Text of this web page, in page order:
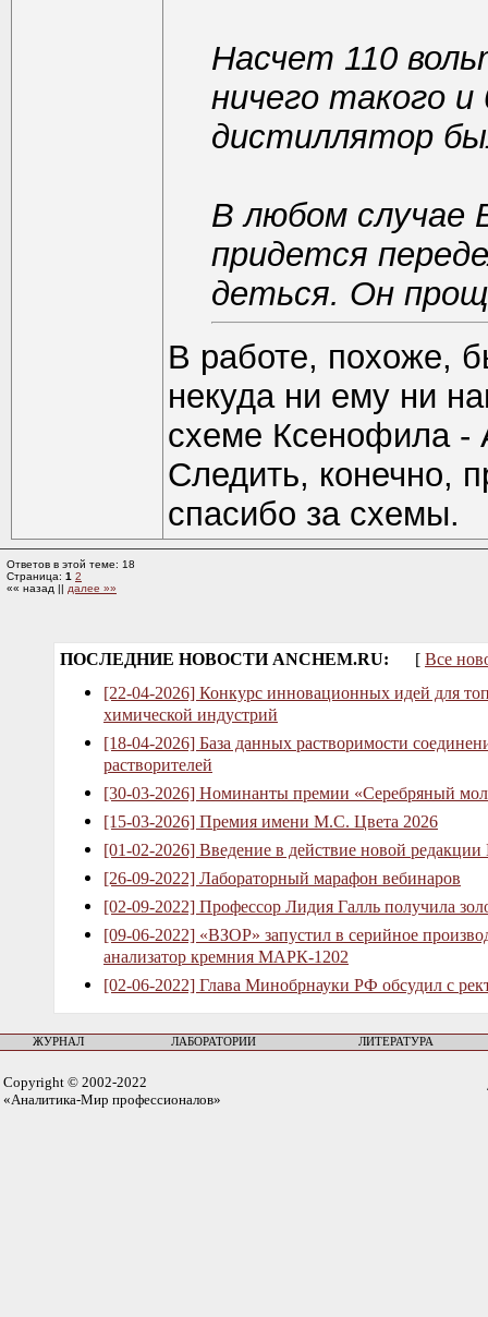
Насчет 110
ничего такого
дистиллятор
В любом случае
придется
деться. Он
В работе, похоже,
некуда ни ему ни
схеме Ксенофила -
Следить, конечно,
спасибо за схемы.
Ответов в этой теме: 18
Страница: 1 2
«« назад || далее »»
ПОСЛЕДНИЕ НОВОСТИ ANCHEM.RU: [ Все
[22-04-2026] Конкурс инновационных идей для
химической индустрий
[18-04-2026] База данных растворимости
растворителей
[30-03-2026] Номинанты премии «Серебряный
[15-03-2026] Премия имени М.С. Цвета 2026
[01-02-2026] Введение в действие новой
[26-09-2022] Лабораторный марафон вебинаров
[02-09-2022] Профессор Лидия Галль получила
[09-06-2022] «ВЗОР» запустил в серийное
анализатор кремния МАРК-1202
[02-06-2022] Глава Минобрнауки РФ обсудил с
ЖУРНАЛ ЛАБОРАТОРИИ ЛИТЕРАТУРА
Copyright © 2002-2022
«Аналитика-Мир профессионалов»